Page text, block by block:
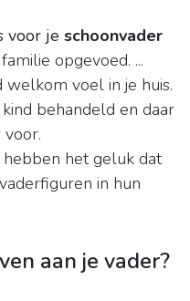
voor je schoonvader
opgevoed. ...
voel in je huis.
behandeld en daar
het geluk dat
in hun
aan je vader?